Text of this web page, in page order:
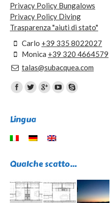
Privacy Policy Bungalows
Privacy Policy Diving
Trasparenza "aiuti di stato"
Carlo +39 335 8022027
Monica +39 320 4664579
talas@subacquea.com
Trovaci su:
Lingua
Qualche scatto…